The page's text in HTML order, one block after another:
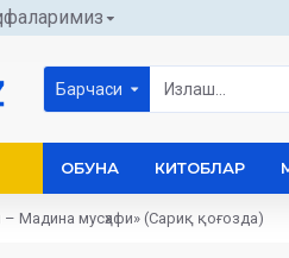
Барчаси
ОБУНА КИТОБЛАР
Мадина мусҳафи» (Сариқ қоғозда)